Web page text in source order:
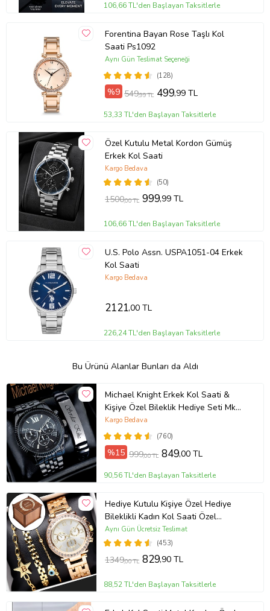
106,66 TL'den Başlayan Taksitlerle
Forentina Bayan Rose Taşlı Kol
Saati Ps1092
(128)
Aynı Gün Teslimat Seçeneği
%9 549,99 TL 499,99 TL
53,33 TL'den Başlayan Taksitlerle
Özel Kutulu Metal Kordon Gümüş
Erkek Kol Saati
(50)
Kargo Bedava
1500,00 TL 999,99 TL
106,66 TL'den Başlayan Taksitlerle
U.S. Polo Assn. USPA1051-04 Erkek
Kol Saati
Kargo Bedava
2121,00 TL
226,24 TL'den Başlayan Taksitlerle
Bu Ürünü Alanlar Bunları da Aldı
Michael Knight Erkek Kol Saati &
Kişiye Özel Bileklik Hediye Seti Mk
SiyahİçiGümüş
(760)
Kargo Bedava
%15 999,00 TL 849,00 TL
90,56 TL'den Başlayan Taksitlerle
Hediye Kutulu Kişiye Özel Hediye
Bileklikli Kadın Kol Saati Özel
Kutusunda (Gold)
(453)
Aynı Gün Ücretsiz Teslimat
1349,00 TL 829,90 TL
88,52 TL'den Başlayan Taksitlerle